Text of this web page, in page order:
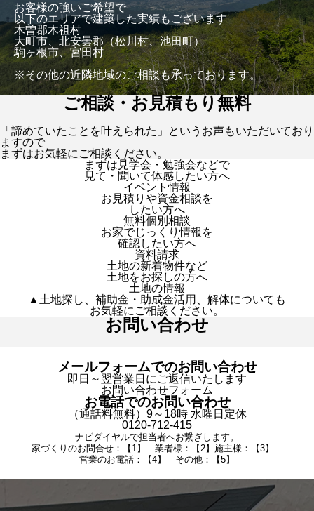
お客様の強いご希望で
以下のエリアで建築した実績もございます
木曽郡木祖村
大町市、北安曇郡（松川村、池田町）
駒ヶ根市、宮田村
※その他の近隣地域のご相談も承っております。
ご相談・お見積もり無料
「諦めていたことを叶えられた」というお声もいただいており
ますので
まずはお気軽にご相談ください。
まずは見学会・勉強会などで
見て・聞いて体感したい方へ
イベント情報
お見積りや資金相談を
したい方へ
無料個別相談
お家でじっくり情報を
確認したい方へ
資料請求
土地の新着物件など
土地をお探しの方へ
土地の情報
▲土地探し、補助金・助成金活用、解体についても
お気軽にご相談ください。
お問い合わせ
メールフォームでのお問い合わせ
即日～翌営業日にご返信いたします
お問い合わせフォーム
お電話でのお問い合わせ
（通話料無料）9～18時 水曜日定休
0120-712-415
ナビダイヤルで担当者へお繋ぎします。
家づくりのお問合せ：【1】 業者様：【2】施主様：【3】
営業のお電話：【4】 その他：【5】